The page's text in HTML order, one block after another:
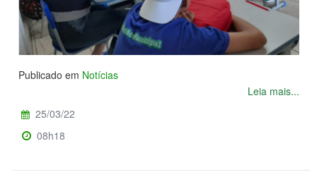
Publicado em Notícias
Leia mais...
25/03/22
08h18